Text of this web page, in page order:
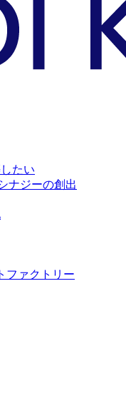
たい
ナジーの創出
ファクトリー